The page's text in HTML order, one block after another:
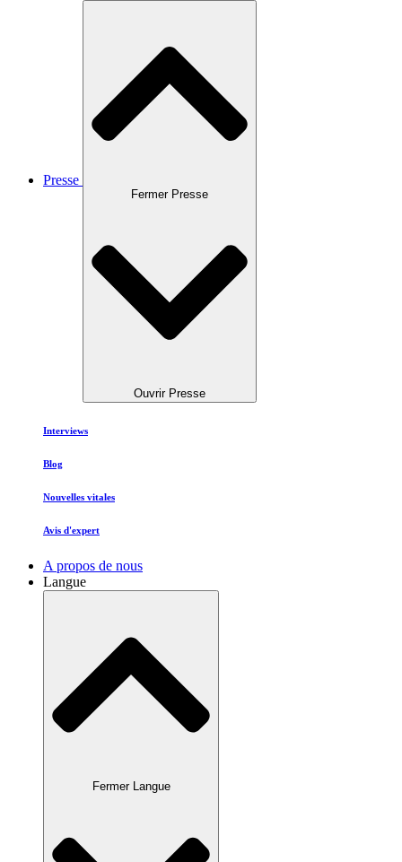
Presse
Fermer Presse
Ouvrir Presse
Interviews
Blog
Nouvelles vitales
Avis d'expert
A propos de nous
Langue
Fermer Langue